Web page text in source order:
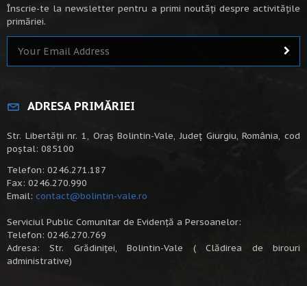
Înscrie-te la newsletter pentru a primi noutăți despre activitățile
primăriei.
ADRESA PRIMĂRIEI
Str. Libertății nr. 1, Oraș Bolintin-Vale, Județ Giurgiu, România, cod
poștal: 085100
Telefon: 0246.271.187
Fax: 0246.270.990
Email: contact@bolintin-vale.ro
Serviciul Public Comunitar de Evidență a Persoanelor:
Telefon: 0246.270.769
Adresa: Str. Grădiniței, Bolintin-Vale ( Clădirea de birouri
administrative)